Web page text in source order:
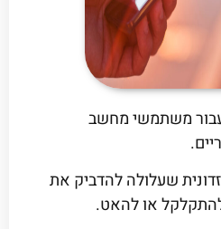
עבור משתמשי מחשב
שעלולה להדביק את
או להאט.